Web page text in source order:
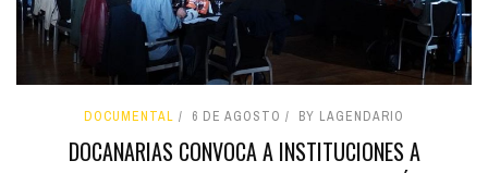
DOCUMENTAL 6 DE AGOSTO BY LAGENDARIO
DOCANARIAS CONVOCA A INSTITUCIONES A